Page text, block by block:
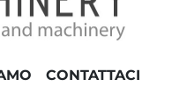
CONTATTACI